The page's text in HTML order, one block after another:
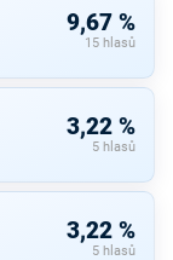
9,67 %
15 hlasů
3,22 %
5 hlasů
3,22 %
5 hlasů